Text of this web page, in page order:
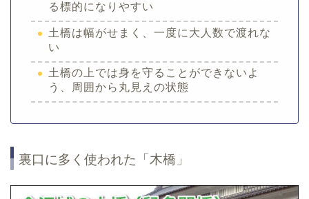
る標的になりやすい
土橋は幅がせまく、一度に大人数で渡れな
い
土橋の上では身を守ることができないよ
う、周囲から丸見えの状態
裏口に多く使われた「木橋」